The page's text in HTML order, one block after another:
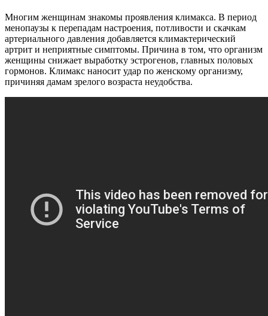
Многим женщинам знакомы проявления климакса. В период
менопаузы к перепадам настроения, потливости и скачкам
артериального давления добавляется климактерический
артрит и неприятные симптомы. Причина в том, что организм
женщины снижает выработку эстрогенов, главных половых
гормонов. Климакс наносит удар по женскому организму,
причиняя дамам зрелого возраста неудобства.